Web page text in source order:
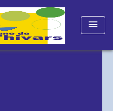
menu